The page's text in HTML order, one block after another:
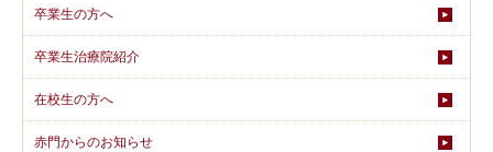
卒業生の方へ
卒業生治療院紹介
在校生の方へ
赤門からのお知らせ